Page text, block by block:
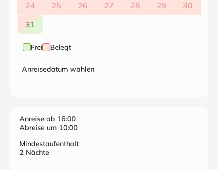
24
25 26 27 28 29
30
31
Frei Belegt
Anreisedatum wählen
Anreise ab 16:00
Abreise um 10:00
Mindestaufenthalt
2 Nächte